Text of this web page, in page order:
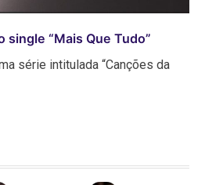
single “Mais Que Tudo”
série intitulada “Canções da